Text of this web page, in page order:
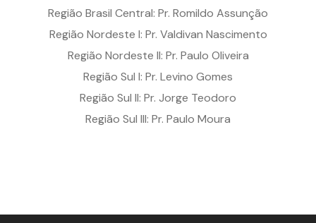
Região Brasil Central: Pr. Romildo Assunção
Região Nordeste I: Pr. Valdivan Nascimento
Região Nordeste II: Pr. Paulo Oliveira
Região Sul I: Pr. Levino Gomes
Região Sul II: Pr. Jorge Teodoro
Região Sul III: Pr. Paulo Moura